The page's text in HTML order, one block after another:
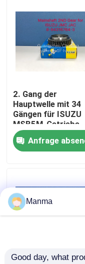
Über uns
Qualitätskontrolle
Treten Sie mit
LKW-Autoteil
Isuzu Engine
2. Gang der
Hauptwelle mit 34
Gängen für ISUZU
MSB5M-Getriebe,
zweiter Gang,
kompatibel mit
JAC-Modellen
Anfrage
Manma
Good day, what